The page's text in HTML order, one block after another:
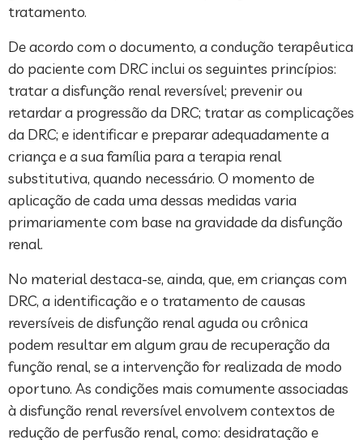
tratamento.
De acordo com o documento, a condução terapêutica
do paciente com DRC inclui os seguintes princípios:
tratar a disfunção renal reversível; prevenir ou
retardar a progressão da DRC; tratar as complicações
da DRC; e identificar e preparar adequadamente a
criança e a sua família para a terapia renal
substitutiva, quando necessário. O momento de
aplicação de cada uma dessas medidas varia
primariamente com base na gravidade da disfunção
renal.
No material destaca-se, ainda, que, em crianças com
DRC, a identificação e o tratamento de causas
reversíveis de disfunção renal aguda ou crônica
podem resultar em algum grau de recuperação da
função renal, se a intervenção for realizada de modo
oportuno. As condições mais comumente associadas
à disfunção renal reversível envolvem contextos de
redução de perfusão renal, como: desidratação e